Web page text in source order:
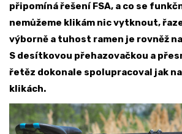
připomíná řešení FSA, a co se
nemůžeme klikám nic vytknout,
výborně a tuhost ramen je rovněž
S desítkovou přehazovačkou a
řetěz dokonale spolupracoval jak
klikách.